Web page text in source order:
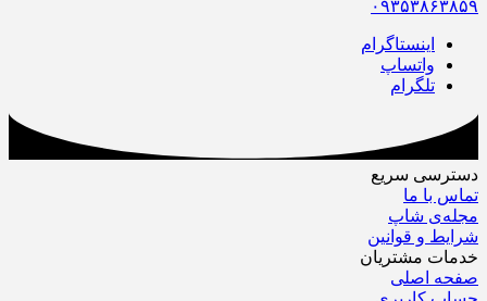
٠٩٣۵٣٨۶٣٨۵٩
اینستاگرام
واتساپ
تلگرام
دسترسی سریع
تماس با ما
مجله‌ی شاپ
شرایط و قوانین
خدمات مشتریان
صفحه اصلی